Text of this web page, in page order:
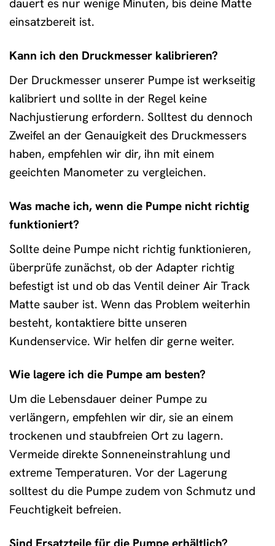
dauert es nur wenige Minuten, bis deine Matte
einsatzbereit ist.
Kann ich den Druckmesser kalibrieren?
Der Druckmesser unserer Pumpe ist werkseitig
kalibriert und sollte in der Regel keine
Nachjustierung erfordern. Solltest du dennoch
Zweifel an der Genauigkeit des Druckmessers
haben, empfehlen wir dir, ihn mit einem
geeichten Manometer zu vergleichen.
Was mache ich, wenn die Pumpe nicht richtig
funktioniert?
Sollte deine Pumpe nicht richtig funktionieren,
überprüfe zunächst, ob der Adapter richtig
befestigt ist und ob das Ventil deiner Air Track
Matte sauber ist. Wenn das Problem weiterhin
besteht, kontaktiere bitte unseren
Kundenservice. Wir helfen dir gerne weiter.
Wie lagere ich die Pumpe am besten?
Um die Lebensdauer deiner Pumpe zu
verlängern, empfehlen wir dir, sie an einem
trockenen und staubfreien Ort zu lagern.
Vermeide direkte Sonneneinstrahlung und
extreme Temperaturen. Vor der Lagerung
solltest du die Pumpe zudem von Schmutz und
Feuchtigkeit befreien.